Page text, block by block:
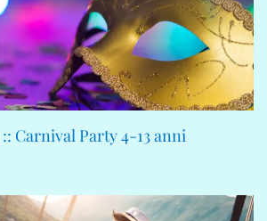
:: Carnival Party 4-13 anni